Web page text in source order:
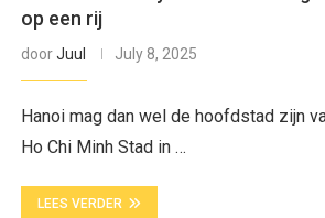
op een rij
doorJuul July 8, 2025
Hanoi mag dan wel de hoofdstad zijn
Ho Chi Minh Stad in …
LEES VERDER